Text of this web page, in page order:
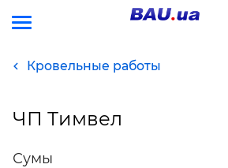
Кровельные работы
ЧП Тимвел
Сумы